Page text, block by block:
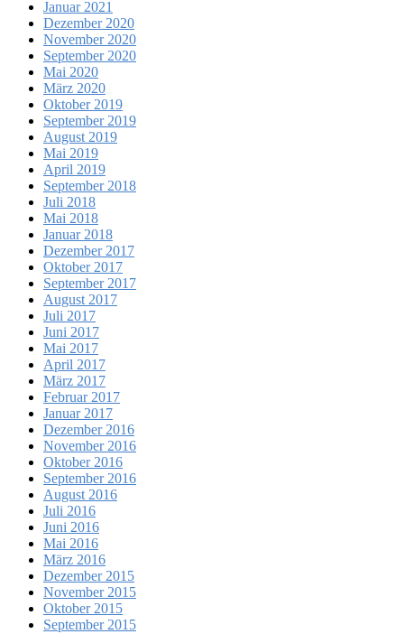
Januar 2021
Dezember 2020
November 2020
September 2020
Mai 2020
März 2020
Oktober 2019
September 2019
August 2019
Mai 2019
April 2019
September 2018
Juli 2018
Mai 2018
Januar 2018
Dezember 2017
Oktober 2017
September 2017
August 2017
Juli 2017
Juni 2017
Mai 2017
April 2017
März 2017
Februar 2017
Januar 2017
Dezember 2016
November 2016
Oktober 2016
September 2016
August 2016
Juli 2016
Juni 2016
Mai 2016
März 2016
Dezember 2015
November 2015
Oktober 2015
September 2015